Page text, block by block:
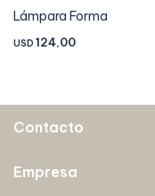
Lámpara Forma
USD 124,00
Contacto
Empresa